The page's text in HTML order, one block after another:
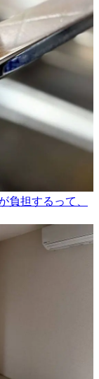
負担するって、